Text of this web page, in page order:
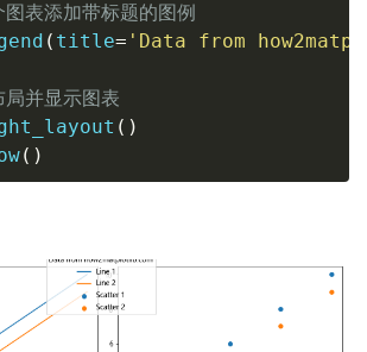
表添加带标题的图例
( title= 'Data from
并显示图表
( )
( )